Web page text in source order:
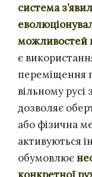
система
можливостей
є
переміщення
вільному
дозволяє
або фізична
активуються
обумовлює
конкретної